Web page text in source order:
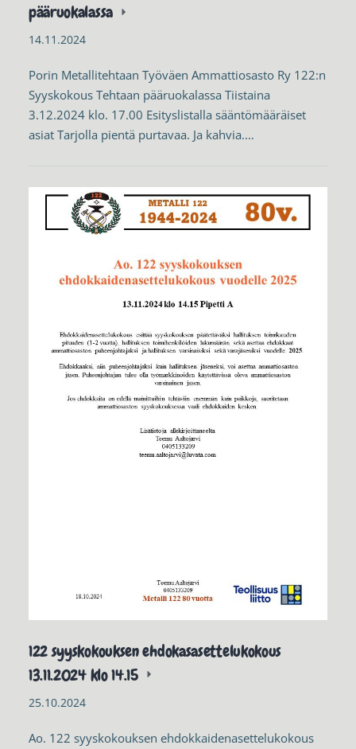
pääruokalassa
14.11.2024
Porin Metallitehtaan Työväen Ammattiosasto Ry 122:n
Syyskokous Tehtaan pääruokalassa Tiistaina
3.12.2024 klo. 17.00 Esityslistalla sääntömääräiset
asiat Tarjolla pientä purtavaa. Ja kahvia.…
122 syyskokouksen ehdokasasettelukokous
13.11.2024 klo 14.15
25.10.2024
Ao. 122 syyskokouksen ehdokkaidenasettelukokous